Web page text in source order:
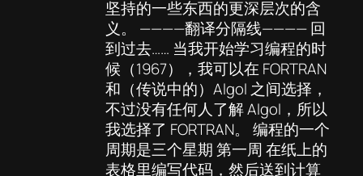
坚持的一些东西的更深层次的含
义。 ————翻译分隔线———— 回
到过去…… 当我开始学习编程的时
候（1967），我可以在 FORTRAN
和（传说中的）Algol 之间选择，
不过没有任何人了解 Algol，所以
我选择了 FORTRAN。 编程的一个
周期是三个星期 第一周 在纸上的
表格里编写代码，然后送到计算